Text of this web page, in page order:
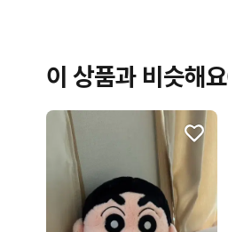
이 상품과 비슷해요